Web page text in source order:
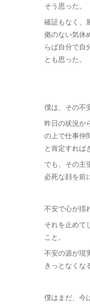
そう思った。
確証もなく、
拠のない気休
らば自分で自
とも思った。
僕は、その不
昨日の状況か
の上で仕事仲
と肯定すれば
でも、その主
必死な顔を前
不安で心が揺
それを止めて
こと。
不安の源が現
きっとなくな
僕はまだ、今